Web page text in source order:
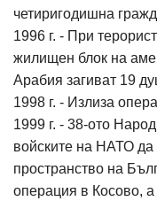
четиригодишна
1996 г. - При
жилищен блок на
Арабия загиват 19
1998 г. - Излиза
1999 г. - 38-ото
войските на НАТО да
пространство на
операция в Косово,